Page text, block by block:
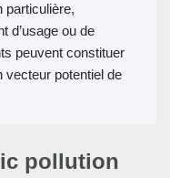
particulière,
d’usage ou de
peuvent constituer
vecteur potentiel de
pollution